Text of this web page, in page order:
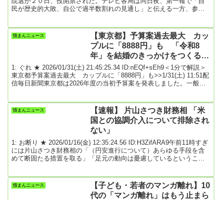
民が歴史的大敗、自公で過半数割れの見通し」と伝える一方、参政
局は、改選前１議席の参政党が１５～１６議席と大幅に増やすとし
た。ＮＨＫは１０～２２議席になると予測した。石破首相は、与党
で非改選を含めた参院総定数の過半数（...
憤まんニュース
【東京都】予算案過去最大 カッ
プルに「8888円」も 「令和8
年」を結婚のきっかけをつくる1
年に
1: ぐれ ★ 2026/01/31(土) 21:45:25.34 ID:nEQf+sEh9＜1分で解説＞
東京都予算案過去最大 カップルに「8888円」も>>1/31(土) 11:51配
信毎日新聞東京都は2026年度の当初予算案を発表しました。一般会
ス」、今回は「東京都の2026年度予算案」を解説します。Q どん
な特徴があるの？A 政策の最大の柱となる少子化・子ども対策...
憤まんニュース
【速報】 片山さつき財務相 「米
国との協調介入について排除され
ない」
1: お断り ★ 2026/01/16(金) 12:35:24.56 ID:H3ZifARA9午前11時すぎ
には片山さつき財務相の「（円安進行について）あらゆる手段を含
めて断固たる措置を取る」「足元の動向は憂慮しているということ
2026/01/16(金) 12:37:08.46 ID:RD4EFtRJ0選挙で勝ったらお構い無
しに円安にするんでしょ？27...
憤まんニュース
【子ども・若者のマンガ離れ】10
代の「マンガ離れ」はもう止まら